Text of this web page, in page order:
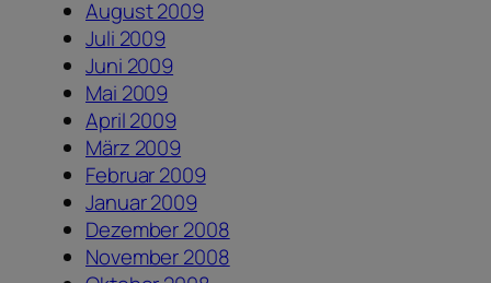
August 2009
Juli 2009
Juni 2009
Mai 2009
April 2009
März 2009
Februar 2009
Januar 2009
Dezember 2008
November 2008